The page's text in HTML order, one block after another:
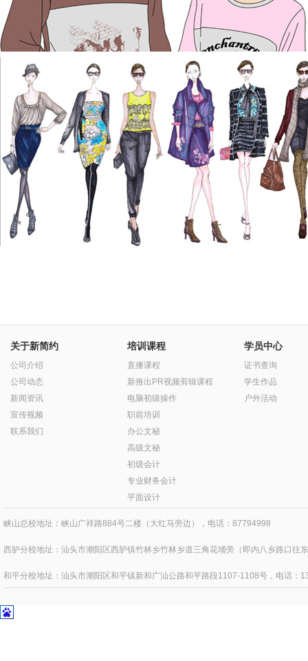
关于新简约
公司介绍
公司动态
新闻资讯
宣传视频
联系我们
培训课程
直播课程
新推出PR视频剪辑课程
电脑初级操作
职前培训
办公文秘
高级文秘
初级会计
专业财务会计
平面设计
学员中心
证书查询
学生作品
户外活动
峡山总校地址：峡山广祥路884号二楼（大红马旁边），电话：87794998
西胪分校地址：汕头市潮阳区西胪镇竹林乡竹林乡道三角花埔旁（即内八乡路口往
和平分校地址：汕头市潮阳区和平镇新和广汕公路和平路段1107-1108号，电话